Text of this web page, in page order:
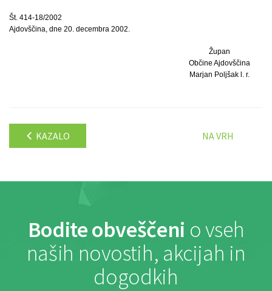
Št. 414-18/2002
Ajdovščina, dne 20. decembra 2002.
Župan
Občine Ajdovščina
Marjan Poljšak l. r.
KAZALO NA VRH
Bodite obveščeni o vseh
naših novostih, akcijah in
dogodkih